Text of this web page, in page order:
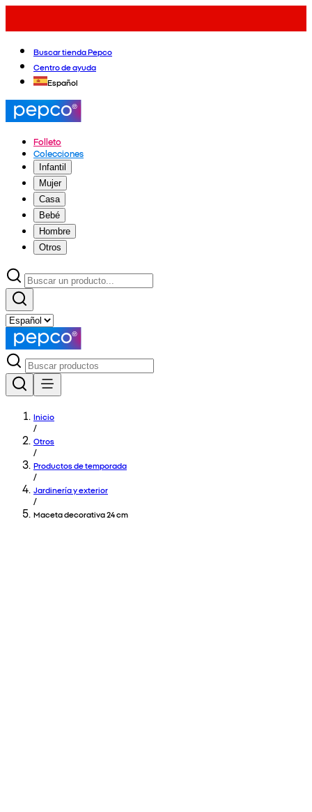
Buscar tienda Pepco
Centro de ayuda
Español
Folleto
Colecciones
Infantil
Mujer
Casa
Bebé
Hombre
Otros
Inicio
/
Otros
/
Productos de temporada
/
Jardinería y exterior
/
Maceta decorativa 24 cm